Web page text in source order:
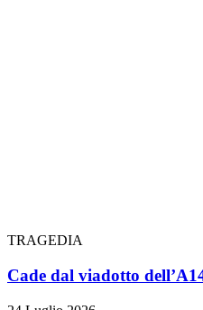
TRAGEDIA
Cade dal viadotto